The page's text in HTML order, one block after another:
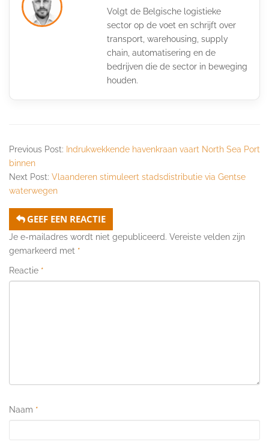
Volgt de Belgische logistieke
sector op de voet en schrijft over
transport, warehousing, supply
chain, automatisering en de
bedrijven die de sector in beweging
houden.
Previous Post: Indrukwekkende havenkraan vaart North Sea Port
binnen
Next Post: Vlaanderen stimuleert stadsdistributie via Gentse
waterwegen
GEEF EEN REACTIE
Je e-mailadres wordt niet gepubliceerd. Vereiste velden zijn
gemarkeerd met *
Reactie *
Naam *